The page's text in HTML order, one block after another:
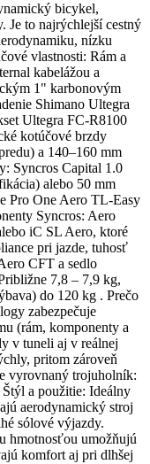
bicykel,
Je to najrýchlejší cestný
nízku
vlastnosti: Rám a
kabelážou a
1" karbonovým
Shimano Ultegra
Ultegra FC-R8100
kotúčové brzdy
a 140–160 mm
Syncros Capital 1.0
alebo 50 mm
Pro One Aero TL-Easy
Syncros: Aero
iC SL Aero, ktoré
pri jazde, tuhosť
CFT a sedlo
7,8 – 7,9 kg,
do 120 kg . Prečo
zabezpečuje
(rám, komponenty a
v tuneli aj v reálnej
pritom zároveň
vyrovnaný trojuholník:
a použitie: Ideálny
aerodynamický stroj
sólové výjazdy.
hmotnosťou umožňujú
komfort aj pri dlhšej